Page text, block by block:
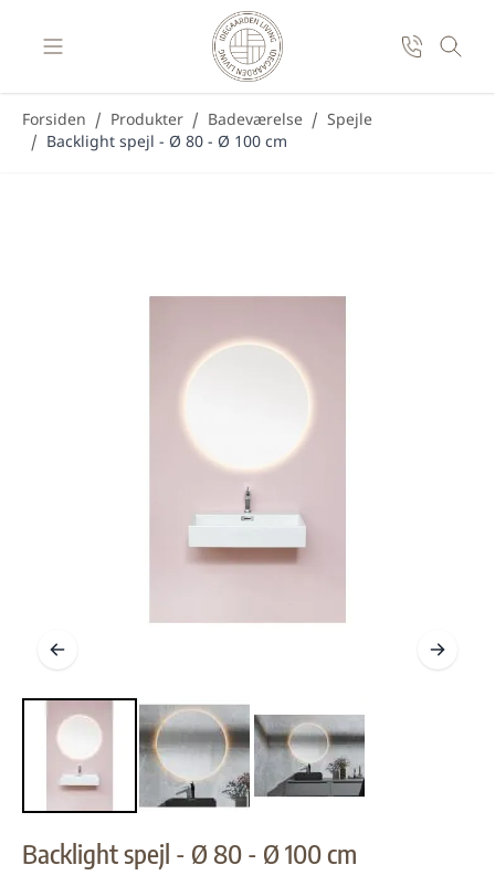
Forsiden / Produkter / Badeværelse / Spejle
/ Backlight spejl - Ø 80 - Ø 100 cm
Backlight spejl - Ø 80 - Ø 100 cm